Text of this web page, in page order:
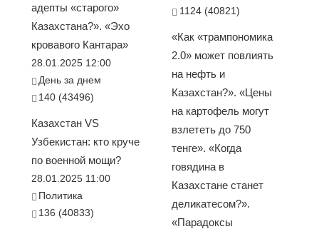
адепты «старого»
Казахстана?». «Эхо
кровавого Кантара»
28.01.2025 12:00
День за днем
140 (43496)
Казахстан VS
Узбекистан: кто круче
по военной мощи?
28.01.2025 11:00
Политика
136 (40833)
1124 (40821)
«Как «трампономика
2.0» может повлиять
на нефть и
Казахстан?». «Цены
на картофель могут
взлететь до 750
тенге». «Когда
говядина в
Казахстане станет
деликатесом?».
«Парадоксы